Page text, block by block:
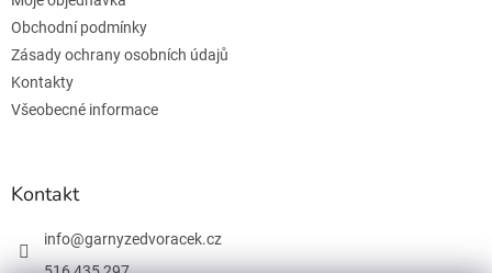
Obchodní podmínky
Zásady ochrany osobních údajů
Kontakty
Všeobecné informace
Kontakt
info@garnyzedvoracek.cz